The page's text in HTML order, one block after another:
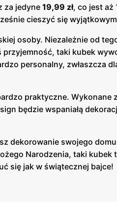
za jedyne 19,99 zł, co jest aż
cieszyć się
osoby. Niezależnie od
taki kubek
personalny, zwłaszcza
praktyczne. Wykonane
będzie wspaniałą
dekorowanie swojego
Narodzenia, taki kubek
się jak w świątecznej bajce!